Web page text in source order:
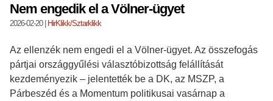
Nem engedik el a Völner-ügyet
2026-02-20| HirKlikk/Sztarklikk
Az ellenzék nem engedi el a Völner-ügyet. Az összefogás
pártjai országgyűlési választóbizottság felállítását
kezdeményezik – jelentették be a DK, az MSZP, a
Párbeszéd és a Momentum politikusai vasárnap a